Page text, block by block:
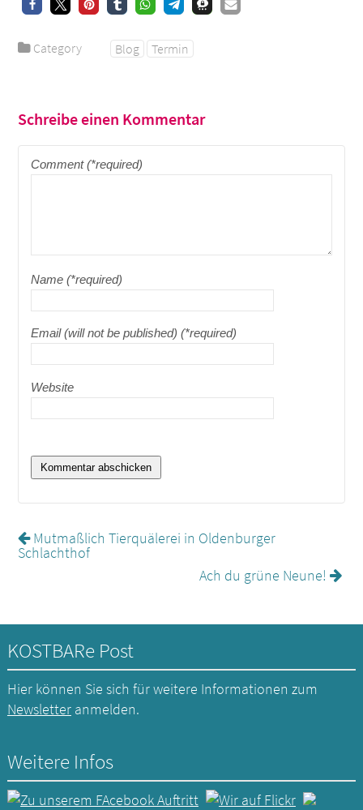
Category Blog Termin
Schreibe einen Kommentar
Comment (*required)
Name (*required)
Email (will not be published) (*required)
Website
Mutmaßlich Tierquälerei in Oldenburger
Schlachthof
Ach du grüne Neune!
KOSTBARe Post
Hier können Sie sich für weitere Informationen zum
Newsletteranmelden.
Weitere Infos